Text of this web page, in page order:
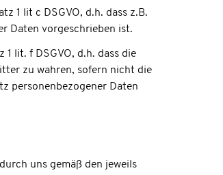
1 lit c DSGVO, d.h. dass z.B.
Daten vorgeschrieben ist.
lit. f DSGVO, d.h. dass die
zu wahren, sofern nicht die
personenbezogener Daten
uns gemäß den jeweils